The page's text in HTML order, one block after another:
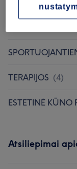
VYRŲ SPA
TERAPIJOS (4)
ESTETINĖ KŪNO
Atsiliepimai